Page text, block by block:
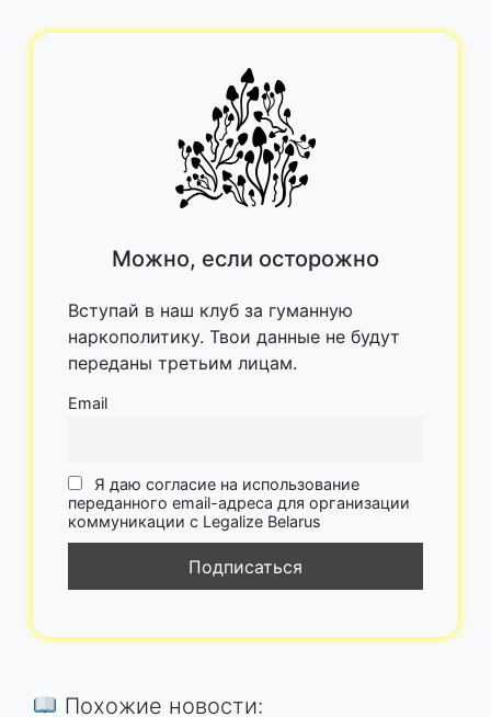
Можно, если осторожно
Вступай в наш клуб за гуманную
наркополитику. Твои данные не будут
переданы третьим лицам.
Email
Я даю согласие на использование
переданного email-адреса для организации
коммуникации с Legalize Belarus
Похожие новости: